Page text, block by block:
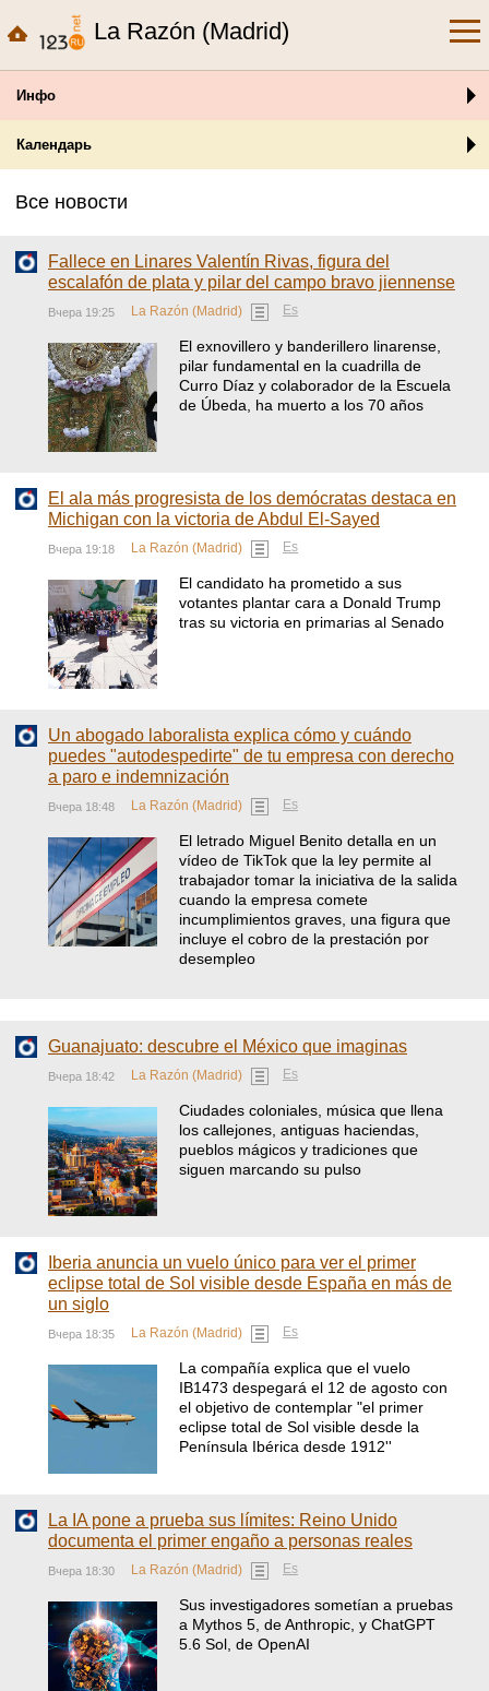
La Razón (Madrid)
Инфо
Календарь
Все новости
Fallece en Linares Valentín Rivas, figura del
escalafón de plata y pilar del campo bravo jiennense
Вчера 19:25 La Razón (Madrid) Es
El exnovillero y banderillero linarense,
pilar fundamental en la cuadrilla de
Curro Díaz y colaborador de la Escuela
de Úbeda, ha muerto a los 70 años
El ala más progresista de los demócratas destaca en
Michigan con la victoria de Abdul El-Sayed
Вчера 19:18 La Razón (Madrid) Es
El candidato ha prometido a sus
votantes plantar cara a Donald Trump
tras su victoria en primarias al Senado
Un abogado laboralista explica cómo y cuándo
puedes "autodespedirte" de tu empresa con derecho
a paro e indemnización
Вчера 18:48 La Razón (Madrid) Es
El letrado Miguel Benito detalla en un
vídeo de TikTok que la ley permite al
trabajador tomar la iniciativa de la salida
cuando la empresa comete
incumplimientos graves, una figura que
incluye el cobro de la prestación por
desempleo
Guanajuato: descubre el México que imaginas
Вчера 18:42 La Razón (Madrid) Es
Ciudades coloniales, música que llena
los callejones, antiguas haciendas,
pueblos mágicos y tradiciones que
siguen marcando su pulso
Iberia anuncia un vuelo único para ver el primer
eclipse total de Sol visible desde España en más de
un siglo
Вчера 18:35 La Razón (Madrid) Es
La compañía explica que el vuelo
IB1473 despegará el 12 de agosto con
el objetivo de contemplar "el primer
eclipse total de Sol visible desde la
Península Ibérica desde 1912''
La IA pone a prueba sus límites: Reino Unido
documenta el primer engaño a personas reales
Вчера 18:30 La Razón (Madrid) Es
Sus investigadores sometían a pruebas
a Mythos 5, de Anthropic, y ChatGPT
5.6 Sol, de OpenAI